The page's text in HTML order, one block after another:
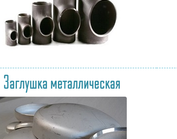
Заглушка металлическая